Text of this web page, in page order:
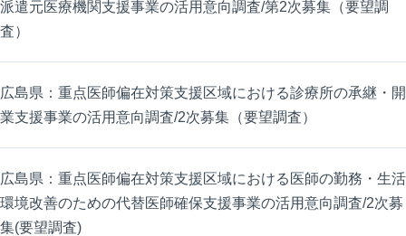
派遣元医療機関支援事業の活用意向調査/第2次募集（要望調
査）
広島県：重点医師偏在対策支援区域における診療所の承継・開
業支援事業の活用意向調査/2次募集（要望調査）
広島県：重点医師偏在対策支援区域における医師の勤務・生活
環境改善のための代替医師確保支援事業の活用意向調査/2次募
集(要望調査)